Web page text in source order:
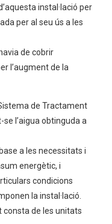
instal·lació per
per al seu ús a les
de cobrir
l’augment de la
de Tractament
l’aigua obtinguda a
a les necessitats i
energètic, i
condicions
la instal·lació.
consta de les unitats